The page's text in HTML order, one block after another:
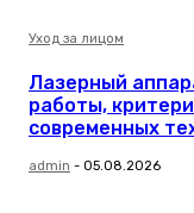
Уход за лицом
Лазерный
работы,
современных
admin - 05.08.2026